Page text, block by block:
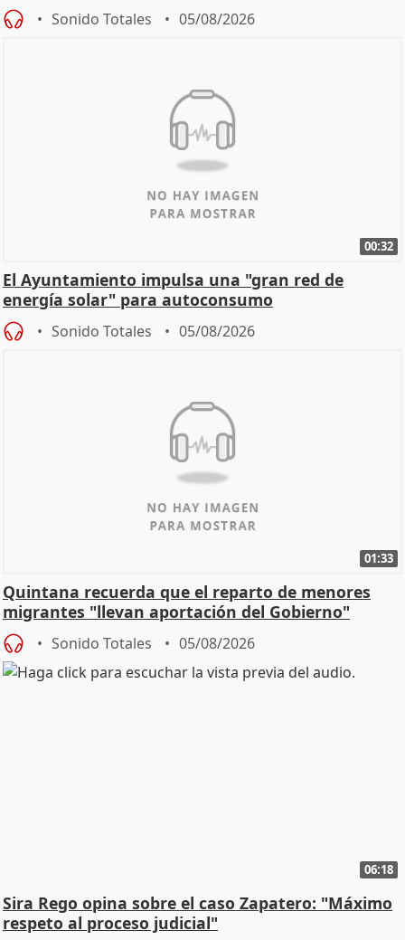
Sonido Totales 05/08/2026
00:32
El Ayuntamiento impulsa una "gran red de
energía solar" para autoconsumo
Sonido Totales 05/08/2026
01:33
Quintana recuerda que el reparto de menores
migrantes "llevan aportación del Gobierno"
central
Sonido Totales 05/08/2026
06:18
Sira Rego opina sobre el caso Zapatero: "Máximo
respeto al proceso judicial"